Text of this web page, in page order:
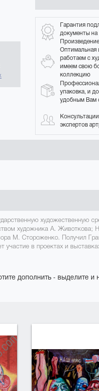
Гарантия
документы
Оптимальная
работаем с
имеем свою
коллекцию
упаковка, и
удобным Вам
экспертов
художественную
художника А. Животкова;
М. Стороженко. Получил
в проектах и
дополнить - выделите и